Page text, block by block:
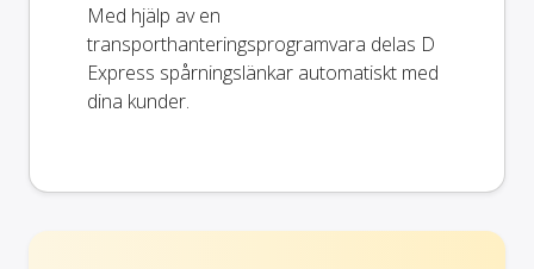
Med hjälp av en
transporthanteringsprogramvara delas D
Express spårningslänkar automatiskt med
dina kunder.